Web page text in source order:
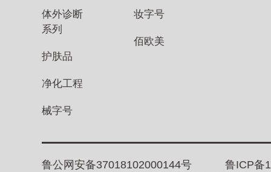
体外诊断
系列
护肤品
净化工程
械字号
妆字号
佰欧美
鲁公网安备37018102000144号
鲁ICP备